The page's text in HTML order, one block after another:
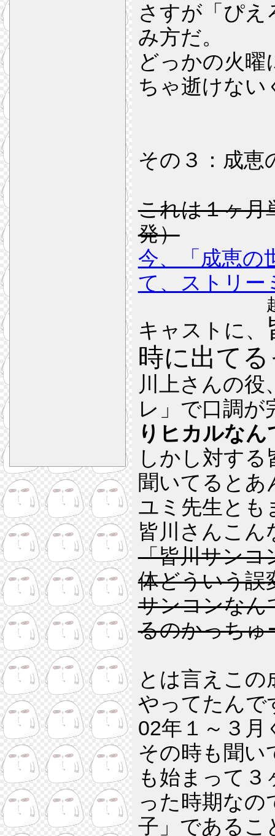
さすが「ぴえ
み方だ。
どっかの火
ちゃ逝けな
その３：成恵
これは１ヶ月
発）
今、「成恵の
て、ストリー
キャストに、
時に出て
川上さんの役
レ」で口調が
りヒカルな
しかし対す
聞いてるとあ
ユミ先生とも
皆川さんこん
「皆川サンコ
体どういう誤
サンコンなん
るのかっちゅ
とは言えこ
やってたんで
02年１～３月
その時も聞い
も始まって
った時期なの
子」であるこ